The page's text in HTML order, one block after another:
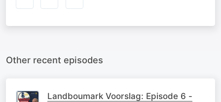
Other recent episodes
Landboumark Voorslag: Episode 6 -